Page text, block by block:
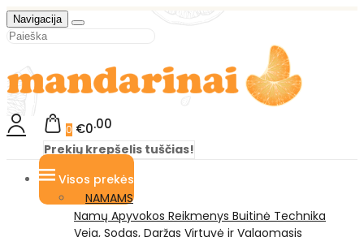
Navigacija
0 €0 00
Prekių krepšelis tuščias!
Visos prekės
NAMAMS
Namų Apyvokos Reikmenys Buitinė Technika
Veja, Sodas, Daržas Virtuvė ir Valgomasis